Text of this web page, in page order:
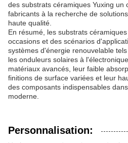
des substrats céramiques Yuxing un
fabricants à la recherche de
haute qualité.
En résumé, les substrats
occasions et des scénarios
systèmes d'énergie renouvelable
les onduleurs solaires à
matériaux avancés, leur faible
finitions de surface variées et leur
des composants indispensables
moderne.
Personnalisation: